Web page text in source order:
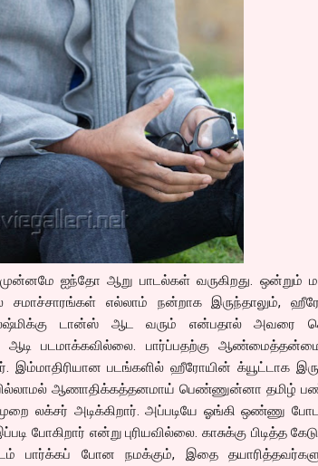
ஐந்தோ ஆறு பாடல்கள் வருகிறது. ஒன்றும்
சமாச்சாரங்கள் எல்லாம் நன்றாக இருந்தாலும்,
வரலஷ்மிக்கு டான்ஸ் ஆட வரும் என்பதால் அவரை
ஆடி படமாக்கவில்லை. பார்ப்பதற்கு
இம்மாதிரியான படங்களில் ஹீரோயின் க்யூட்டாக
ஆணாதிக்கத்தனமாய் பெண்ணுன்னா தமிழ்
லக்சர் அடிக்கிறார். அப்படியே ஓங்கி ஒண்ணு
போகிறார் என்று புரியவில்லை. காசுக்கு பிடித்த
பார்க்கப் போன நமக்கும், இதை